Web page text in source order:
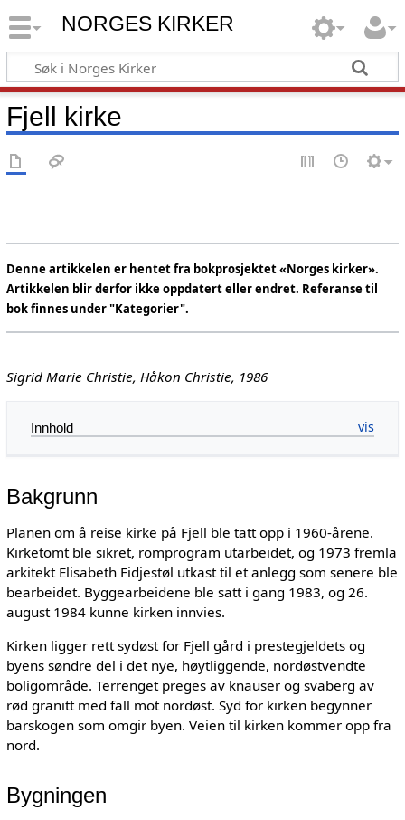
NORGES KIRKER
Fjell kirke
Denne artikkelen er hentet fra bokprosjektet «Norges kirker».
Artikkelen blir derfor ikke oppdatert eller endret. Referanse til
bok finnes under "Kategorier".
Sigrid Marie Christie, Håkon Christie, 1986
Innhold
Bakgrunn
Planen om å reise kirke på Fjell ble tatt opp i 1960-årene.
Kirketomt ble sikret, romprogram utarbeidet, og 1973 fremla
arkitekt Elisabeth Fidjestøl utkast til et anlegg som senere ble
bearbeidet. Byggearbeidene ble satt i gang 1983, og 26.
august 1984 kunne kirken innvies.
Kirken ligger rett sydøst for Fjell gård i prestegjeldets og
byens søndre del i det nye, høytliggende, nordøstvendte
boligområde. Terrenget preges av knauser og svaberg av
rød granitt med fall mot nordøst. Syd for kirken begynner
barskogen som omgir byen. Veien til kirken kommer opp fra
nord.
Bygningen